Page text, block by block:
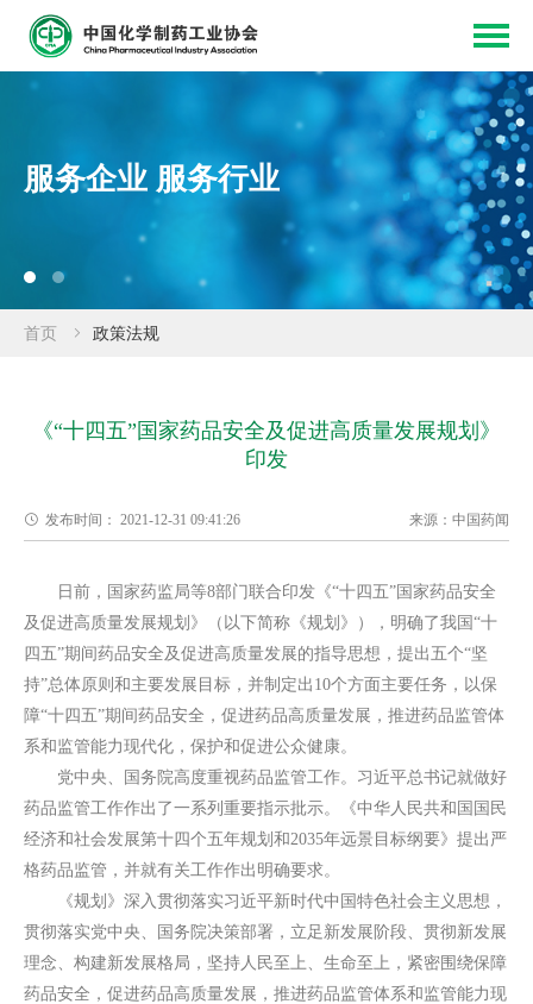
服务企业 服务行业
首页 政策法规
《“十四五”国家药品安全及促进高质量发展规划》
印发
发布时间： 2021-12-31 09:41:26 来源： 中国药闻
日前，国家药监局等8部门联合印发《“十四五”国家药品安全
及促进高质量发展规划》（以下简称《规划》），明确了我国“十
四五”期间药品安全及促进高质量发展的指导思想，提出五个“坚
持”总体原则和主要发展目标，并制定出10个方面主要任务，以保
障“十四五”期间药品安全，促进药品高质量发展，推进药品监管体
系和监管能力现代化，保护和促进公众健康。
党中央、国务院高度重视药品监管工作。习近平总书记就做好
药品监管工作作出了一系列重要指示批示。《中华人民共和国国民
经济和社会发展第十四个五年规划和2035年远景目标纲要》提出严
格药品监管，并就有关工作作出明确要求。
《规划》深入贯彻落实习近平新时代中国特色社会主义思想，
贯彻落实党中央、国务院决策部署，立足新发展阶段、贯彻新发展
理念、构建新发展格局，坚持人民至上、生命至上，紧密围绕保障
药品安全，促进药品高质量发展，推进药品监管体系和监管能力现